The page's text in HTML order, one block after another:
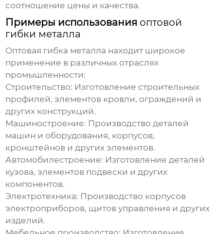
соотношение цены и качества.
Примеры использования оптовой
гибки металла
Оптовая гибка металла находит широкое
применение в различных отраслях
промышленности:
Строительство: Изготовление строительных
профилей, элементов кровли, ограждений и
других конструкций.
Машиностроение: Производство деталей
машин и оборудования, корпусов,
кронштейнов и других элементов.
Автомобилестроение: Изготовление деталей
кузова, элементов подвески и других
компонентов.
Электротехника: Производство корпусов
электроприборов, щитов управления и других
изделий.